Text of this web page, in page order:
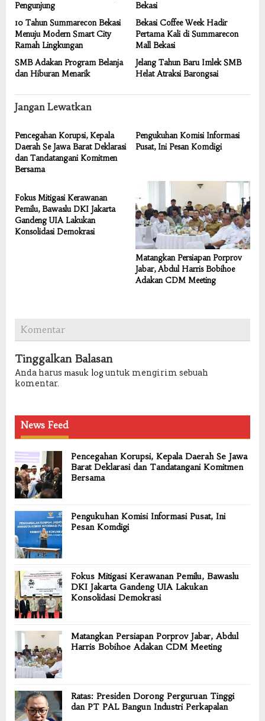
Pengunjung
Bekasi
10 Tahun Summarecon Bekasi
Menuju Modern Smart City
Ramah Lingkungan
Bekasi Coffee Week Hadir
Pertama Kali di Summarecon
Mall Bekasi
SMB Adakan Program Belanja
dan Hiburan Menarik
Jelang Tahun Baru Imlek SMB
Helat Atraksi Barongsai
Jangan Lewatkan
Pencegahan Korupsi, Kepala
Daerah Se Jawa Barat Deklarasi
dan Tandatangani Komitmen
Bersama
Pengukuhan Komisi Informasi
Pusat, Ini Pesan Komdigi
Fokus Mitigasi Kerawanan
Pemilu, Bawaslu DKI Jakarta
Gandeng UIA Lakukan
Konsolidasi Demokrasi
Matangkan Persiapan Porprov
Jabar, Abdul Harris Bobihoe
Adakan CDM Meeting
Komentar
Tinggalkan Balasan
Anda harus masuk loguntuk mengirim sebuah
komentar.
News Feed
Pencegahan Korupsi, Kepala Daerah Se Jawa
Barat Deklarasi dan Tandatangani Komitmen
Bersama
Pengukuhan Komisi Informasi Pusat, Ini
Pesan Komdigi
Fokus Mitigasi Kerawanan Pemilu, Bawaslu
DKI Jakarta Gandeng UIA Lakukan
Konsolidasi Demokrasi
Matangkan Persiapan Porprov Jabar, Abdul
Harris Bobihoe Adakan CDM Meeting
Ratas: Presiden Dorong Perguruan Tinggi
dan PT PAL Bangun Industri Perkapalan